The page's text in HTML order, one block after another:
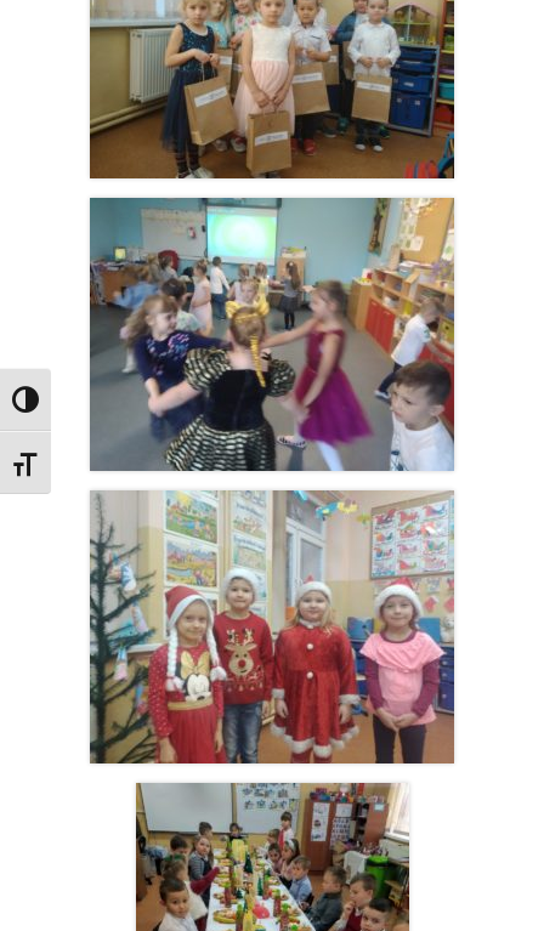
Przełącz wysoki kontrast
Zmień rozmiar czcionek